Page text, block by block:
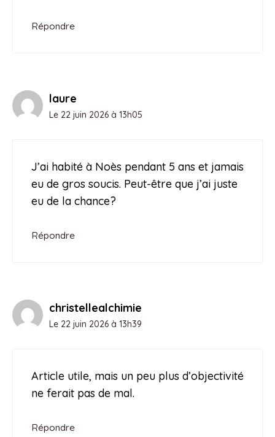
Répondre
laure
Le 22 juin 2026 à 13h05
J’ai habité à Noès pendant 5 ans et jamais
eu de gros soucis. Peut-être que j’ai juste
eu de la chance?
Répondre
christellealchimie
Le 22 juin 2026 à 13h39
Article utile, mais un peu plus d’objectivité
ne ferait pas de mal.
Répondre